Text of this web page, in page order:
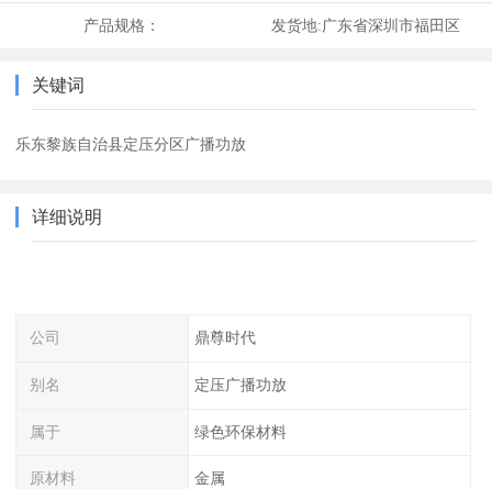
产品规格： 发货地:广东省深圳市福田区
关键词
乐东黎族自治县定压分区广播功放
详细说明
公司 鼎尊时代
别名 定压广播功放
属于 绿色环保材料
原材料 金属